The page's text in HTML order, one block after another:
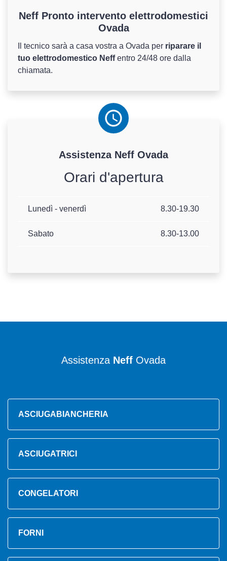
Neff Pronto intervento elettrodomestici
Ovada
Il tecnico sarà a casa vostra a Ovada per riparare il
tuo elettrodomestico Neffentro 24/48 ore dalla
chiamata.
Assistenza Neff Ovada
Orari d'apertura
Lunedì - venerdì 8.30-19.30
Sabato 8.30-13.00
Assistenza Neff Ovada
ASCIUGABIANCHERIA
ASCIUGATRICI
CONGELATORI
FORNI